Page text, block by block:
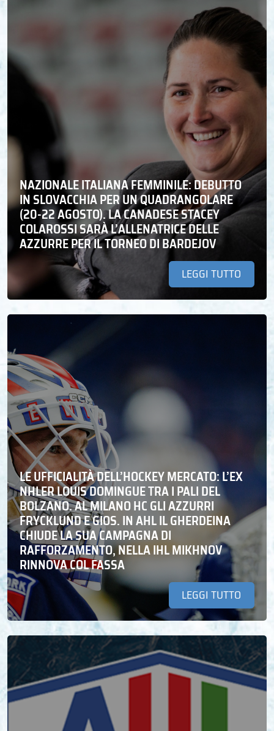
NAZIONALE ITALIANA FEMMINILE: DEBUTTO
IN SLOVACCHIA PER UN QUADRANGOLARE
(20-22 AGOSTO). LA CANADESE STACEY
COLAROSSI SARÀ L’ALLENATRICE DELLE
AZZURRE PER IL TORNEO DI BARDEJOV
LEGGI TUTTO
LE UFFICIALITÀ DELL’HOCKEY MERCATO: L’EX
NHLER LOUIS DOMINGUE TRA I PALI DEL
BOLZANO. AL MILANO HC GLI AZZURRI
FRYCKLUND E GIOS. IN AHL IL GHERDEINA
CHIUDE LA SUA CAMPAGNA DI
RAFFORZAMENTO, NELLA IHL MIKHNOV
RINNOVA COL FASSA
LEGGI TUTTO